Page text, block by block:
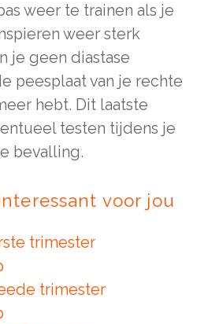
weer te trainen als je
weer sterk
je geen diastase
peesplaat van je rechte
hebt. Dit laatste
testen tijdens je
bevalling.
voor jou
trimester
trimester